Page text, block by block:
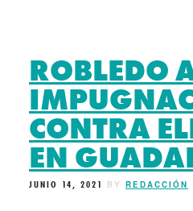
ROBLEDO
CONTRA
EN
JUNIO 14, 2021 BY REDACCIÓN